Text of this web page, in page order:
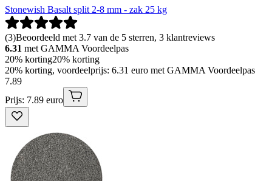
Stonewish Basalt split 2-8 mm - zak 25 kg
(3)Beoordeeld met 3.7 van de 5 sterren, 3 klantreviews
6.31 met GAMMA Voordeelpas
20% korting20% korting
20% korting, voordeelprijs: 6.31 euro met GAMMA Voordeelpas
7.89
Prijs: 7.89 euro